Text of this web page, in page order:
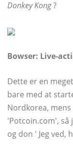
Donkey Kong?
Bowser: Live-
Dette er en
bare med at
Nordkorea,
'Potcoin.com', så
og don ' Jeg ved,